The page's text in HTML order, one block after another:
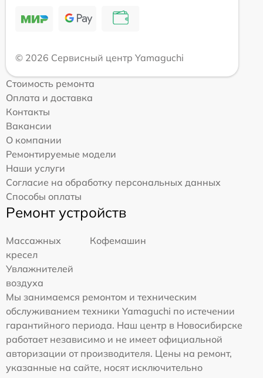
© 2026 Сервисный центр Yamaguchi
Стоимость ремонта
Оплата и доставка
Контакты
Вакансии
О компании
Ремонтируемые модели
Наши услуги
Согласие на обработку персональных данных
Способы оплаты
Ремонт устройств
Массажных
кресел
Кофемашин
Увлажнителей
воздуха
Мы занимаемся ремонтом и техническим
обслуживанием техники Yamaguchi по истечении
гарантийного периода. Наш центр в Новосибирске
работает независимо и не имеет официальной
авторизации от производителя. Цены на ремонт,
указанные на сайте, носят исключительно